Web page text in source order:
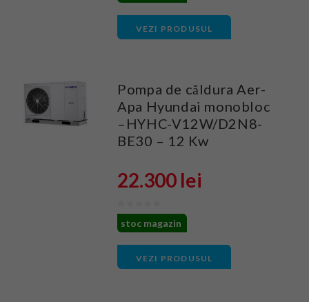
VEZI PRODUSUL
Pompa de căldura Aer-
Apa Hyundai monobloc
–HYHC-V12W/D2N8-
BE30 – 12 Kw
22.300 lei
stoc magazin
VEZI PRODUSUL